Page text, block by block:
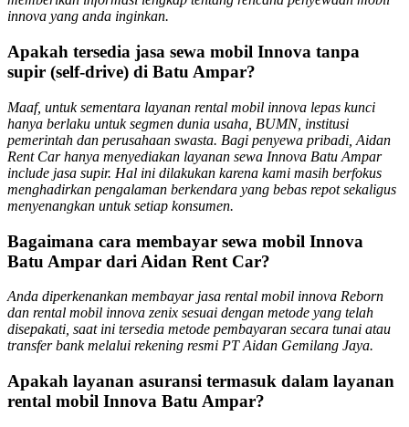
innova yang anda inginkan.
Apakah tersedia jasa sewa mobil Innova tanpa
supir (self-drive) di Batu Ampar?
Maaf, untuk sementara layanan rental mobil innova lepas kunci
hanya berlaku untuk segmen dunia usaha, BUMN, institusi
pemerintah dan perusahaan swasta. Bagi penyewa pribadi, Aidan
Rent Car hanya menyediakan layanan sewa Innova Batu Ampar
include jasa supir. Hal ini dilakukan karena kami masih berfokus
menghadirkan pengalaman berkendara yang bebas repot sekaligus
menyenangkan untuk setiap konsumen.
Bagaimana cara membayar sewa mobil Innova
Batu Ampar dari Aidan Rent Car?
Anda diperkenankan membayar jasa rental mobil innova Reborn
dan rental mobil innova zenix sesuai dengan metode yang telah
disepakati, saat ini tersedia metode pembayaran secara tunai atau
transfer bank melalui rekening resmi PT Aidan Gemilang Jaya.
Apakah layanan asuransi termasuk dalam layanan
rental mobil Innova Batu Ampar?